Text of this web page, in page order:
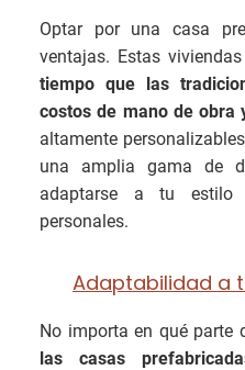
Optar por una casa
ventajas. Estas viviendas
tiempo que las
costos de mano de obra
altamente
una amplia gama de
adaptarse a tu estilo
personales.
Adaptabilidad a
No importa en qué parte
las casas